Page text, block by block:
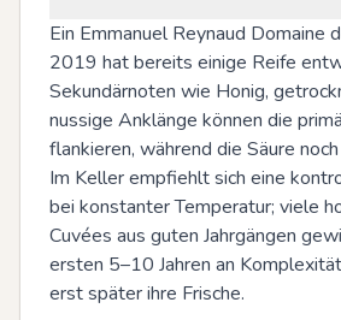
Ein Emmanuel Reynaud Domaine
2019 hat bereits einige Reife
Sekundärnoten wie Honig,
nussige Anklänge können die
flankieren, während die Säure
Im Keller empfiehlt sich eine
bei konstanter Temperatur; viele
Cuvées aus guten Jahrgängen
ersten 5–10 Jahren an
erst später ihre Frische.